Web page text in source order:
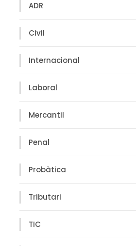
ADR
Civil
Internacional
Laboral
Mercantil
Penal
Probàtica
Tributari
TIC